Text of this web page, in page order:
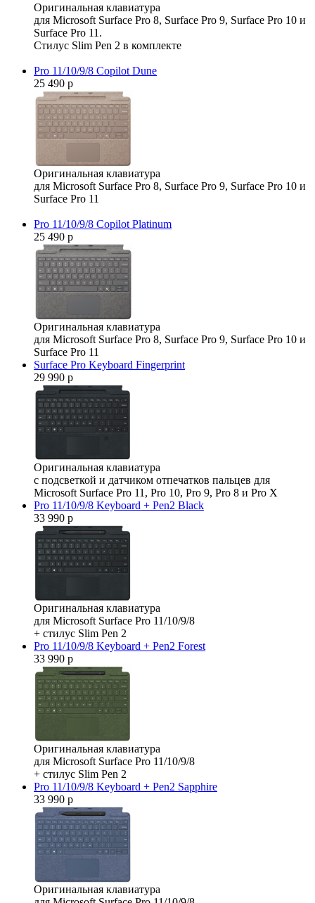
Оригинальная клавиатура
для Microsoft Surface Pro 8, Surface Pro 9, Surface Pro 10 и
Surface Pro 11.
Стилус Slim Pen 2 в комплекте
Pro 11/10/9/8 Copilot Dune
25 490 р
Оригинальная клавиатура
для Microsoft Surface Pro 8, Surface Pro 9, Surface Pro 10 и
Surface Pro 11
Pro 11/10/9/8 Copilot Platinum
25 490 р
Оригинальная клавиатура
для Microsoft Surface Pro 8, Surface Pro 9, Surface Pro 10 и
Surface Pro 11
Surface Pro Keyboard Fingerprint
29 990 р
Оригинальная клавиатура
с подсветкой и датчиком отпечатков пальцев для
Microsoft Surface Pro 11, Pro 10, Pro 9, Pro 8 и Pro X
Pro 11/10/9/8 Keyboard + Pen2 Black
33 990 р
Оригинальная клавиатура
для Microsoft Surface Pro 11/10/9/8
+ стилус Slim Pen 2
Pro 11/10/9/8 Keyboard + Pen2 Forest
33 990 р
Оригинальная клавиатура
для Microsoft Surface Pro 11/10/9/8
+ стилус Slim Pen 2
Pro 11/10/9/8 Keyboard + Pen2 Sapphire
33 990 р
Оригинальная клавиатура